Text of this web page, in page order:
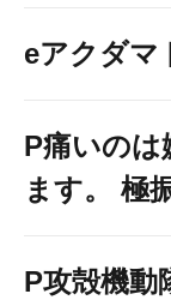
eアクダマ
P痛いのは
ます。 極
P攻殻機動